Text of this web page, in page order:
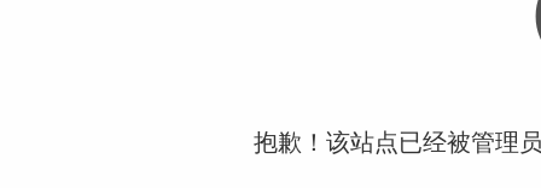
抱歉！该站点已经被管理